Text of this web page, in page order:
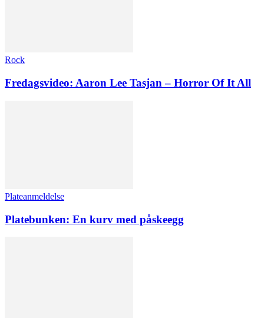
Rock
Fredagsvideo: Aaron Lee Tasjan – Horror Of It All
Plateanmeldelse
Platebunken: En kurv med påskeegg